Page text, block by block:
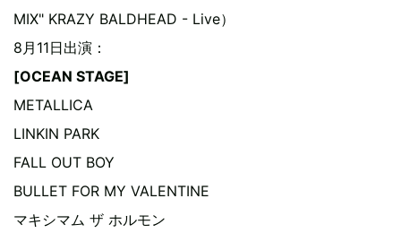
MIX" KRAZY BALDHEAD - Live）
8月11日出演：
[OCEAN STAGE]
METALLICA
LINKIN PARK
FALL OUT BOY
BULLET FOR MY VALENTINE
マキシマム ザ ホルモン